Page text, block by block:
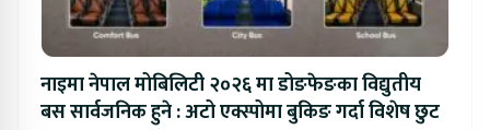
नाइमा नेपाल मोबिलिटी २०२६ मा डोङफेङका विद्युतीय
बस सार्वजनिक हुने : अटो एक्स्पोमा बुकिङ गर्दा विशेष छुट